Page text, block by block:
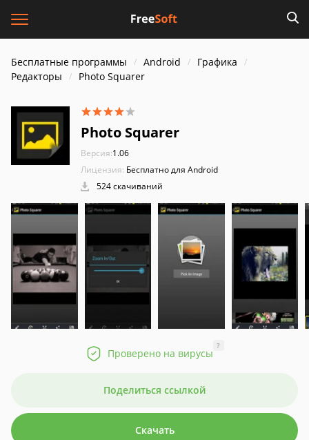
Бесплатные программы Android
Графика
Редакторы
Photo Squarer
Photo Squarer
Версия:1.06
Лицензия: Бесплатно для Android
524 скачиваний
Проверено на вирусы
?
Поделиться ссылкой
Скачать